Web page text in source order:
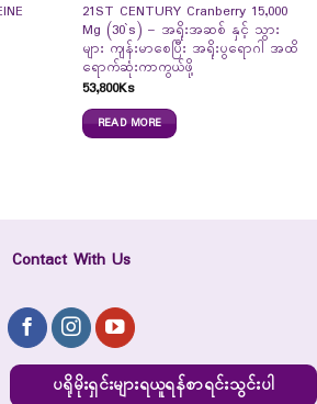
21ST CENTURY Cranberry 15,000
Mg (30`s) – အရိုးအဆစ် နှင့် သွား
များ ကျန်းမာစေပြီး အရိုးပွရောဂါ အထိ
ရောက်ဆုံးကာကွယ်ဖို့
53,800Ks
READ MORE
Contact With Us
ပရိုမိုးရှင်းများရယူရန်စာရင်းသွင်းပါ